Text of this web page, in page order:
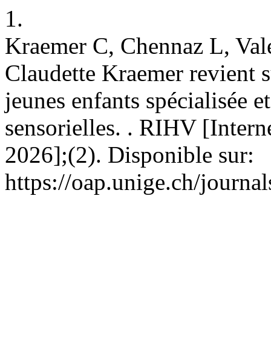
1.
Kraemer C, Chennaz L,
Claudette Kraemer revient
jeunes enfants spécialisée
sensorielles. . RIHV
2026];(2). Disponible sur:
https://oap.unige.ch/